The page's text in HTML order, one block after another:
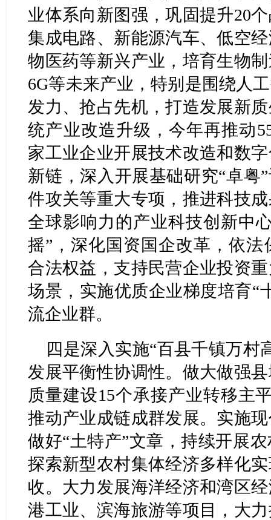
业体系向新图强，巩固提升20
集成电路、新能源汽车、低空
物医药等新兴产业，培育生物
6G等未来产业，特别是围绕人
发力、抢占先机，打造发展新
统产业改造升级，今年再推动
家工业企业开展技术改造和数
新链，深入开展基础研究“卓粤
件攻关等重大专项，推进科技
全球影响力的产业科技创新中
摇”，深化国资国企改革，依
合法权益，支持民营企业投资
场景，实施优质企业梯度培育“
流企业群。
四是深入实施“百县千镇万村
发展平衡性协调性。做大做强
质量建设15个承接产业转移主
推动产业成链成群发展。实施
做好“土特产”文章，持续开展
探索新型农村集体经济多样化
收。大力发展海洋经济和湾区
港工业、滨海旅游等项目，大